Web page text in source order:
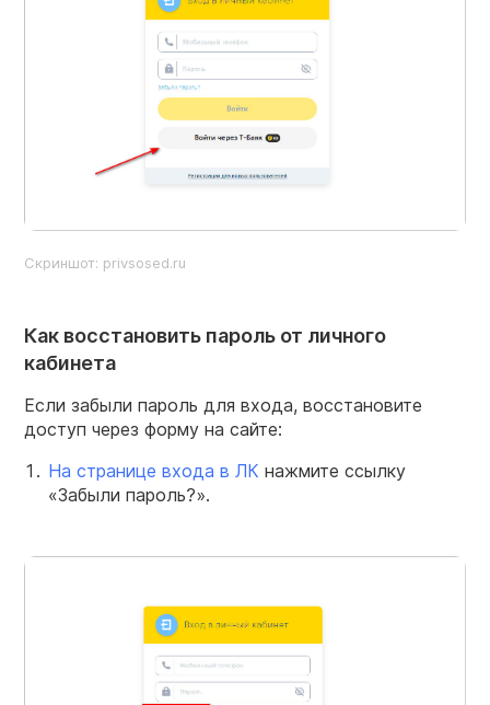
Скриншот: privsosed.ru
Как восстановить пароль от личного
кабинета
Если забыли пароль для входа, восстановите
доступ через форму на сайте:
На странице входа в ЛК нажмите ссылку
«Забыли пароль?».